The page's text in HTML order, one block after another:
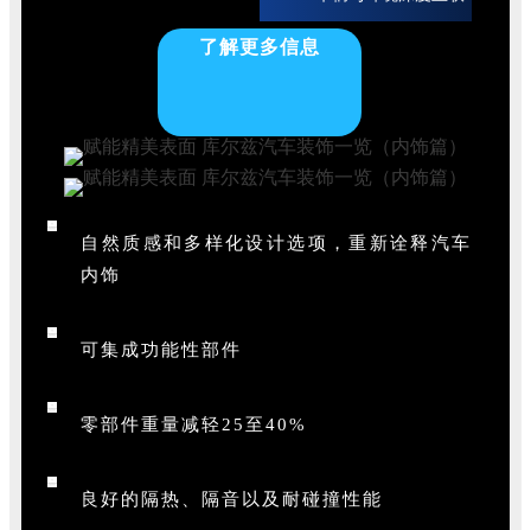
了解更多信息
自然质感和多样化设计选项，重新诠释汽车
内饰
可集成功能性部件
零部件重量减轻25至40%
良好的隔热、隔音以及耐碰撞性能